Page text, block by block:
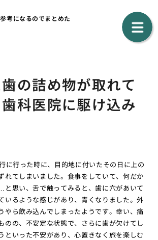
考になるのでまとめた
の詰め物が取れて
科医院に駆け込み
に行った時に、目的地に付いたその日に上の
れてしまいました。食事をしていて、何だか
思い、舌で触ってみると、歯に穴があいて
いるような感じがあり、青くなりました。外
やら飲み込んでしまったようです。幸い、痛
のの、不安定な状態で、さらに歯が欠けてし
といった不安があり、心置きなく旅を楽しむ